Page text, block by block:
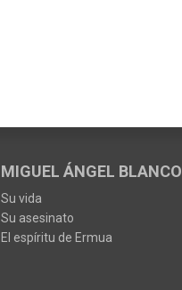
MIGUEL ÁNGEL BLANCO
Su vida
Su asesinato
El espíritu de Ermua